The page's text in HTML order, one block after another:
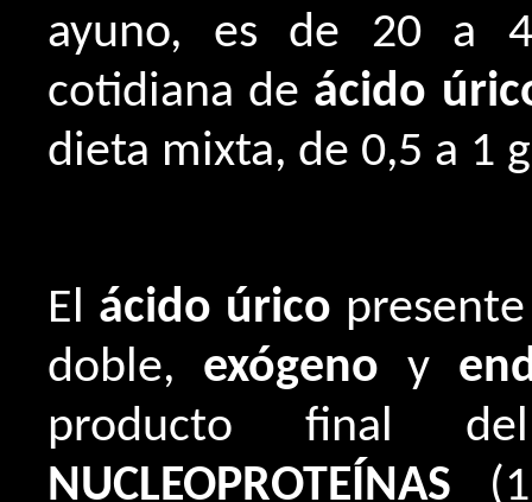
ayuno, es de 20 a
cotidiana de ácido
dieta mixta, de 0,5 a 1
El ácido úrico
doble, exógeno y
producto final
NUCLEOPROTEÍNAS